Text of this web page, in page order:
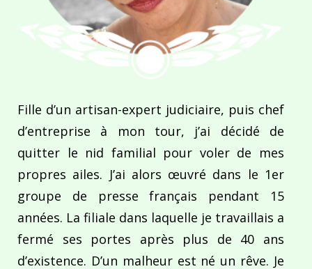
Fille d’un artisan-expert judiciaire, puis chef
d’entreprise à mon tour, j’ai décidé de
quitter le nid familial pour voler de mes
propres ailes. J’ai alors œuvré dans le 1er
groupe de presse français pendant 15
années. La filiale dans laquelle je travaillais a
fermé ses portes après plus de 40 ans
d’existence. D’un malheur est né un rêve. Je